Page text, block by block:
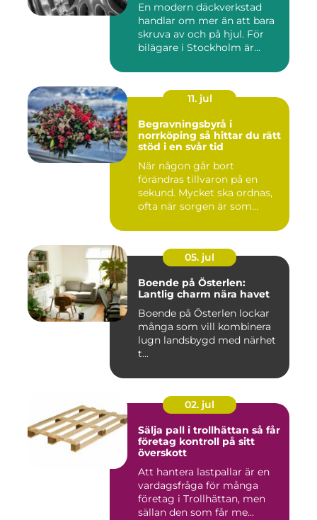
En modern däckverkstad
handlar om mer än att bara
skruva av och på hjul. För
bilägare i Stockholm är...
11. jul
Begravningsbyrå i
norrköping så hittar du rätt
stöd i en svår tid
När någon går bort
förändras tillvaron på en
sekund. Mycket ska ordnas,
ofta när sorgen är som
05. jul
Boende på Österlen:
Lantlig charm nära havet
Boende på Österlen lockar
många som vill kombinera
lugn landsbygd med närhet
t...
02. jul
Sälja pall i trollhättan så får
företag kontroll på sitt
överskott
Att hantera lastpallar är en
vardagsfråga för många
företag i Trollhättan, men
sällan den som får me...